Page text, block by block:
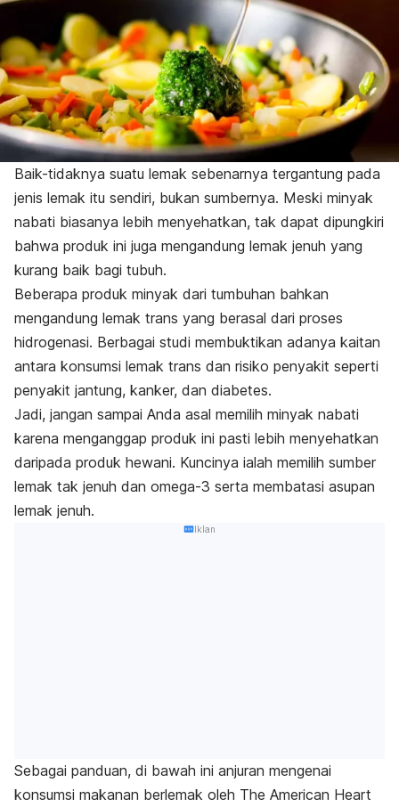
Baik-tidaknya suatu lemak sebenarnya tergantung pada
jenis lemak itu sendiri, bukan sumbernya. Meski minyak
nabati biasanya lebih menyehatkan, tak dapat dipungkiri
bahwa produk ini juga mengandung lemak jenuh yang
kurang baik bagi tubuh.
Beberapa produk minyak dari tumbuhan bahkan
mengandung lemak trans yang berasal dari proses
hidrogenasi. Berbagai studi membuktikan adanya kaitan
antara konsumsi lemak trans dan risiko penyakit seperti
penyakit jantung, kanker, dan diabetes.
Jadi, jangan sampai Anda asal memilih minyak nabati
karena menganggap produk ini pasti lebih menyehatkan
daripada produk hewani. Kuncinya ialah memilih sumber
lemak tak jenuh dan omega-3 serta membatasi asupan
lemak jenuh.
Iklan
Sebagai panduan, di bawah ini anjuran mengenai
konsumsi makanan berlemak oleh The American Heart